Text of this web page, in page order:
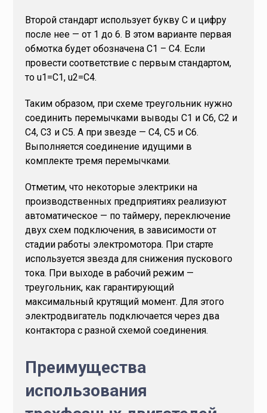
Второй стандарт использует букву С и цифру
после нее — от 1 до 6. В этом варианте первая
обмотка будет обозначена С1 – С4. Если
провести соответствие с первым стандартом,
то u1=C1, u2=C4.
Таким образом, при схеме треугольник нужно
соединить перемычками выводы С1 и С6, С2 и
С4, С3 и С5. А при звезде — С4, С5 и С6.
Выполняется соединение идущими в
комплекте тремя перемычками.
Отметим, что некоторые электрики на
производственных предприятиях реализуют
автоматическое — по таймеру, переключение
двух схем подключения, в зависимости от
стадии работы электромотора. При старте
используется звезда для снижения пускового
тока. При выходе в рабочий режим —
треугольник, как гарантирующий
максимальный крутящий момент. Для этого
электродвигатель подключается через два
контактора с разной схемой соединения.
Преимущества
использования